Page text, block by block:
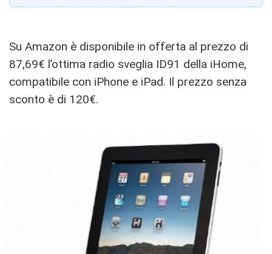
Su Amazon è disponibile in offerta al prezzo di
87,69€ l’ottima radio sveglia ID91 della iHome,
compatibile con iPhone e iPad. Il prezzo senza
sconto è di 120€.